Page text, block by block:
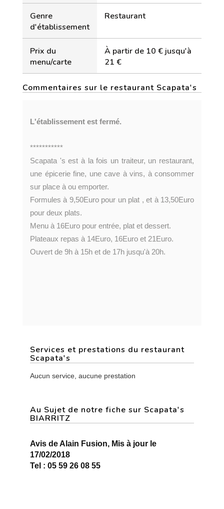
Genre
d'établissement
Restaurant
Prix du
menu/carte
À partir de 10 € jusqu'à
21 €
Commentaires sur le restaurant Scapata's
L'établissement est fermé.
***********
Scapata 's est à la fois un traiteur, un restaurant,
une épicerie fine, une cave à vins, à consommer
sur place à ou emporter.
Formules à 9,50Euro pour un plat , et à 13,50Euro
pour deux plats.
Menu à 16Euro pour entrée, plat et dessert.
Plateaux repas à 14Euro, 16Euro et 21Euro.
Ouvert de 9h à 15h et de 17h jusqu'à 20h.
Services et prestations du restaurant
Scapata's
Aucun service, aucune prestation
Au Sujet de notre fiche sur Scapata's
BIARRITZ
Avis de Alain Fusion, Mis à jour le
17/02/2018
Tel : 05 59 26 08 55